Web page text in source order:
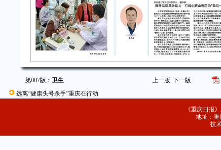
第007版：卫生 上一版 下一版
远离“健康头号杀手”重庆在行动
《重庆日报
地址：重
技